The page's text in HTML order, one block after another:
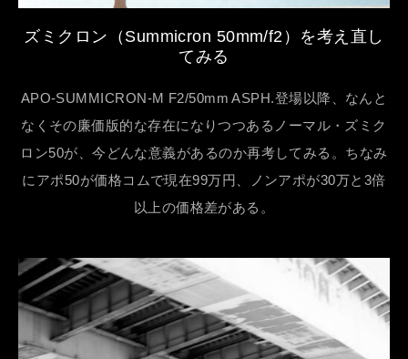
ズミクロン（Summicron 50mm/f2）を考え直し
てみる
APO-SUMMICRON-M F2/50mm ASPH.登場以降、なんと
なくその廉価版的な存在になりつつあるノーマル・ズミク
ロン50が、今どんな意義があるのか再考してみる。ちなみ
にアポ50が価格コムで現在99万円、ノンアポが30万と3倍
以上の価格差がある。